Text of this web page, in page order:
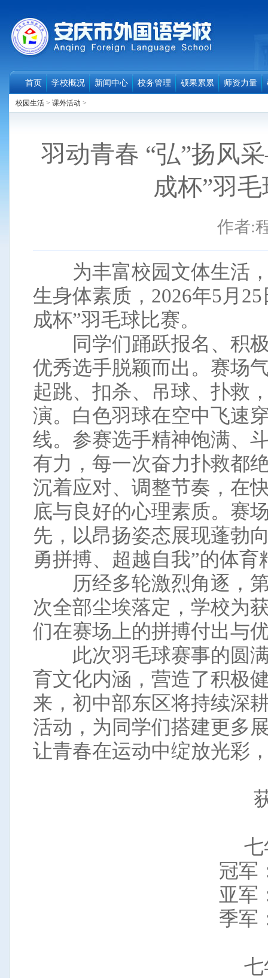
首页 学校概况 新闻中心 校务管理 硕果累累 师资力量
校园生活 > 课外活动 >
羽动青春 “弘”扬风
成杯”羽
作者:
为丰富校园文体生活，
生身体素质，2026年5月
成杯”羽毛球比赛。
同学们踊跃报名、积极
优秀选手脱颖而出。赛场
起跳、扣杀、吊球、扑救
演。白色羽球在空中飞速
线。参赛选手精神饱满、
有力，每一次奋力扑救都
沉着应对、调整节奏，在
底与良好的心理素质。赛
先，以昂扬姿态展现蓬勃
勇拼搏、超越自我”的体
历经多轮激烈角逐，第
次全部尘埃落定，学校为
们在赛场上的拼搏付出与
此次羽毛球赛事的圆满
育文化内涵，营造了积极
来，初中部东区将持续深
活动，为同学们搭建更多
让青春在运动中绽放光彩
七
冠军
亚军
季军
七